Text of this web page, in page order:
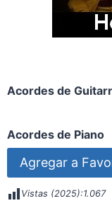
Acordes de
Acordes de Piano
Agregar a
Vistas (2025):1.067